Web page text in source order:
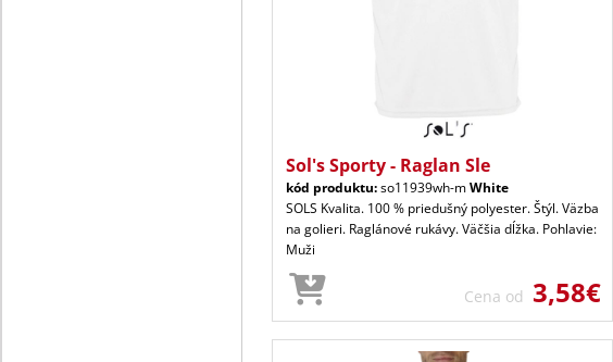
Sol's Sporty - Raglan Sle
kód produktu:so11939wh-mWhite
SOLS Kvalita. 100 % priedušný polyester. Štýl. Väzba
na golieri. Raglánové rukávy. Väčšia dĺžka. Pohlavie:
Muži
Cena od 3,58€